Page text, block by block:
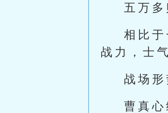
五万
相比
战力，士
战场
曹真